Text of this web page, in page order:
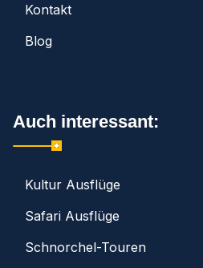
Kontakt
Blog
Auch interessant:
Kultur Ausflüge
Safari Ausflüge
Schnorchel-Touren